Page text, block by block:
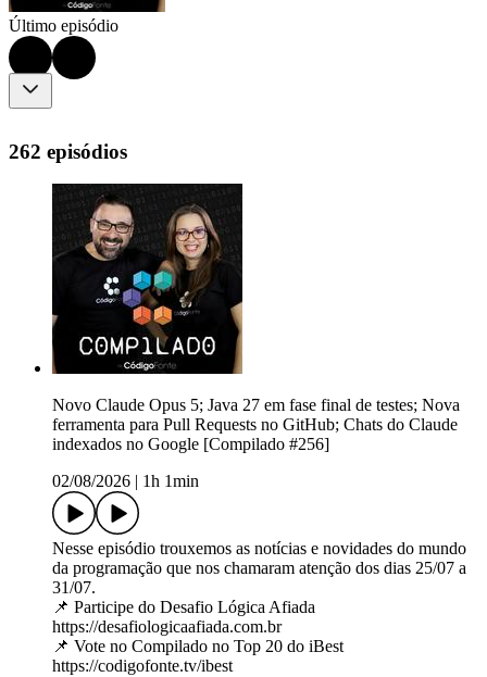
Último episódio
262 episódios
Novo Claude Opus 5; Java 27 em fase final de testes; Nova
ferramenta para Pull Requests no GitHub; Chats do Claude
indexados no Google [Compilado #256]
02/08/2026
1h 1min
Nesse episódio trouxemos as notícias e novidades do mundo
da programação que nos chamaram atenção dos dias 25/07 a
31/07.
📌 Participe do Desafio Lógica Afiada
https://desafiologicaafiada.com.br
📌 Vote no Compilado no Top 20 do iBest
https://codigofonte.tv/ibest